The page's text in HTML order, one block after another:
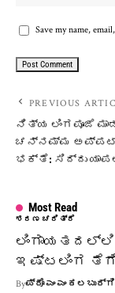
Save my name,
PREVIOUS
ನಿತ್ಯ ಲಿಂಗಪೂಜೆ
ಚನ್ನಮ್ಮ
ಭಕ್ತೆ: ಸಿದ್ದು
Most Read
ಶರಣ ಚರಿತ್ರೆ
ಇಷ್ಟಲಿಂಗ
Byಪ್ರೊ ಎಂ ಎಂ ಕಲಬುರ್ಗಿ